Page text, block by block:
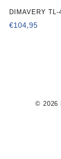
DIMAVERY
€104,95
© 2026